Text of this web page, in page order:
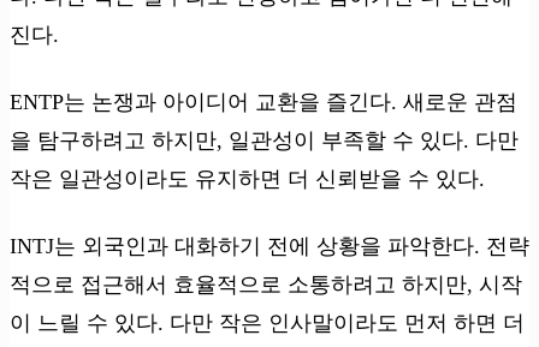
진다.
ENTP는 논쟁과 아이디어 교환을 즐긴다. 새로운 관점
을 탐구하려고 하지만, 일관성이 부족할 수 있다. 다만
작은 일관성이라도 유지하면 더 신뢰받을 수 있다.
INTJ는 외국인과 대화하기 전에 상황을 파악한다. 전략
적으로 접근해서 효율적으로 소통하려고 하지만, 시작
이 느릴 수 있다. 다만 작은 인사말이라도 먼저 하면 더